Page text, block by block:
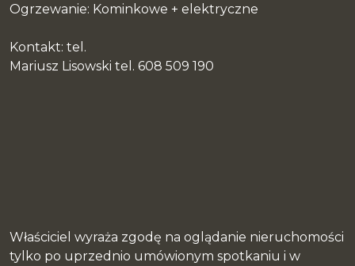
Ogrzewanie: Kominkowe + elektryczne
Kontakt: tel.
Mariusz Lisowski tel. 608 509 190
Właściciel wyraża zgodę na oglądanie nieruchomości
tylko po uprzednio umówionym spotkaniu i w